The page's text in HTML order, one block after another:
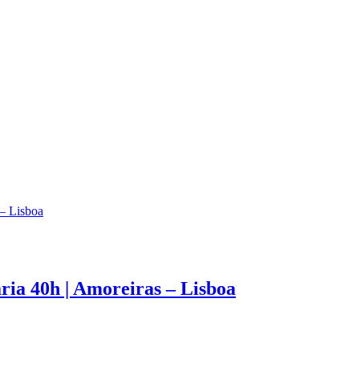
Lisboa
40h | Amoreiras – Lisboa